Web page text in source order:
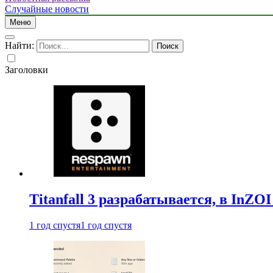
Случайные новости
Меню
Найти:
Заголовки
Titanfall 3 разрабатывается, в
1 год спустя1 год спустя